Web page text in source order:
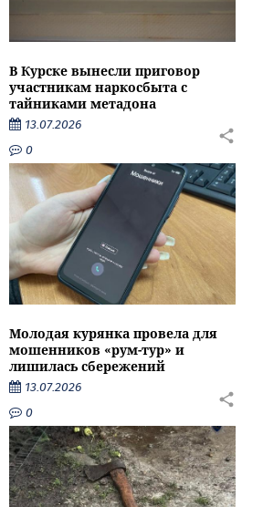
В Курске вынесли приговор
участникам наркосбыта с
тайниками метадона
13.07.2026
0
Молодая курянка провела для
мошенников «рум-тур» и
лишилась сбережений
13.07.2026
0